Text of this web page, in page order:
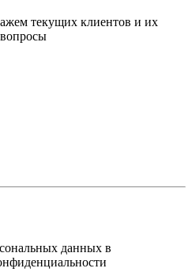
текущих клиентов и их
вопросы
данных в